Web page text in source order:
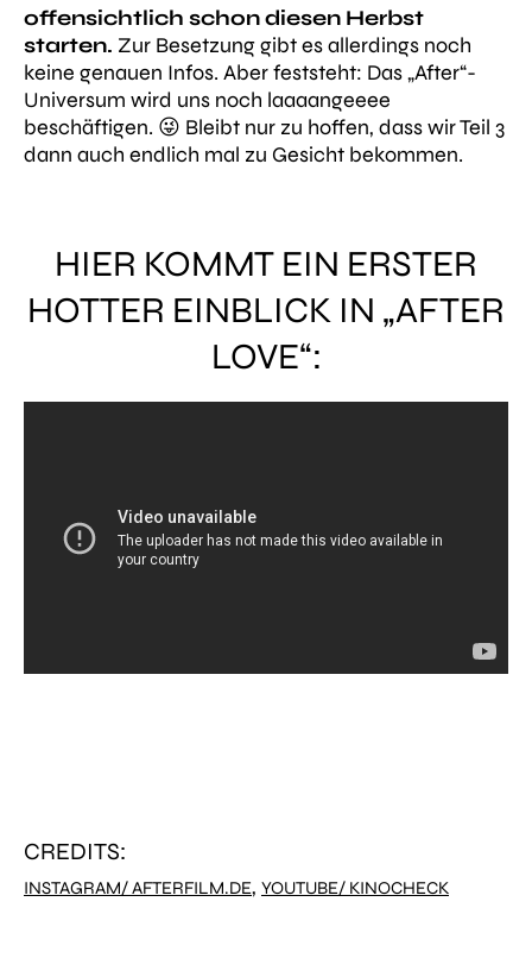
offensichtlich schon diesen Herbst
starten. Zur Besetzung gibt es allerdings noch
keine genauen Infos. Aber feststeht: Das „After“-
Universum wird uns noch laaaangeeee
beschäftigen. 😜 Bleibt nur zu hoffen, dass wir Teil 3
dann auch endlich mal zu Gesicht bekommen.
HIER KOMMT EIN ERSTER
HOTTER EINBLICK IN „AFTER
LOVE“:
CREDITS:
INSTAGRAM/ AFTERFILM.DE, YOUTUBE/ KINOCHECK